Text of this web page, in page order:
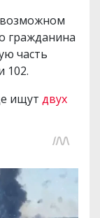
гражданина
часть
102.
ищут двух